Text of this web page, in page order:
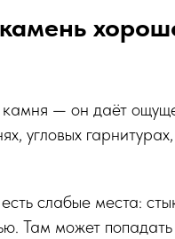
камня — он даёт
угловых
слабые места:
Там может попадать